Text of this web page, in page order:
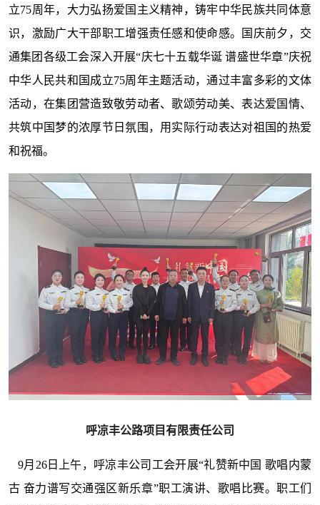
立75周年，大力弘扬爱国主义精神，铸牢中华民族共同体意
识，激励广大干部职工增强责任感和使命感。国庆前夕，交
通集团各级工会深入开展“庆七十五载华诞 谱盛世华章”庆祝
中华人民共和国成立75周年主题活动，通过丰富多彩的文体
活动，在集团营造致敬劳动者、歌颂劳动美、表达爱国情、
共筑中国梦的浓厚节日氛围，用实际行动表达对祖国的热爱
和祝福。
呼凉丰公路项目有限责任公司
9月26日上午，呼凉丰公司工会开展“礼赞新中国 歌唱内蒙
古 奋力谱写交通强区新乐章”职工演讲、歌唱比赛。职工们